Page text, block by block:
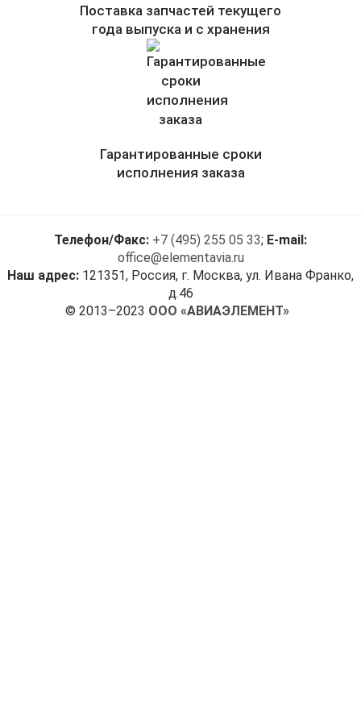
Поставка запчастей текущего
года выпуска и с хранения
Гарантированные сроки
исполнения заказа
Телефон/Факс: +7 (495) 255 05 33; E-mail:
office@elementavia.ru
Наш адрес: 121351, Россия, г. Москва, ул. Ивана Франко,
д.46
© 2013–2023 ООО «АВИАЭЛЕМЕНТ»